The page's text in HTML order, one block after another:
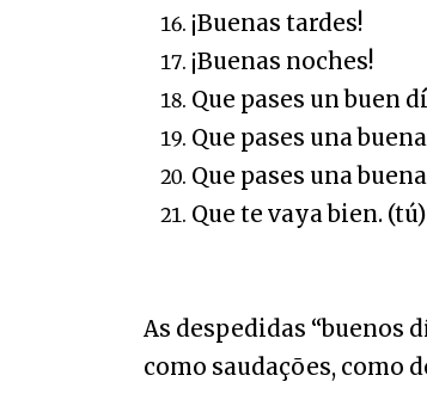
¡Buenas tardes!
¡Buenas noches!
Que pases un buen
Que pases una
Que pases una
Que te vaya bien.
As despedidas “buenos
como saudações, como